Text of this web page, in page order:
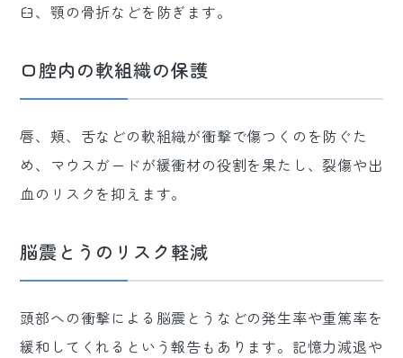
臼、顎の骨折などを防ぎます。
口腔内の軟組織の保護
唇、頬、舌などの軟組織が衝撃で傷つくのを防ぐた
め、マウスガードが緩衝材の役割を果たし、裂傷や出
血のリスクを抑えます。
脳震とうのリスク軽減
頭部への衝撃による脳震とうなどの発生率や重篤率を
緩和してくれるという報告もあります。記憶力減退や